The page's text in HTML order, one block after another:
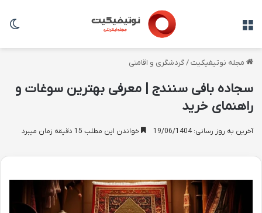
مجله نوتیفیکیت/گردشگری و اقامتی
سجاده بافی سنندج | معرفی بهترین سوغات و
راهنمای خرید
آخرین به روز رسانی: 19/06/1404 خواندن این مطلب 15 دقیقه زمان میبرد